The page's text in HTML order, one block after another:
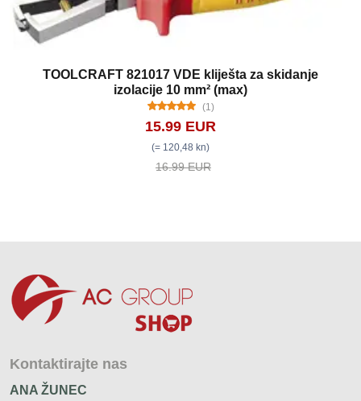
TOOLCRAFT 821017 VDE kliješta za skidanje
izolacije 10 mm² (max)
(1)
15.99 EUR
(= 120,48 kn)
16.99 EUR
Kontaktirajte nas
ANA ŽUNEC